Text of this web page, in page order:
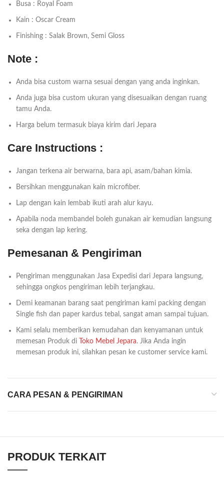
Busa : Royal Foam
Kain : Oscar Cream
Finishing : Salak Brown, Semi Gloss
Note :
Anda bisa custom warna sesuai dengan yang anda inginkan.
Anda juga bisa custom ukuran yang disesuaikan dengan ruang
tamu Anda.
Harga belum termasuk biaya kirim dari Jepara
Care Instructions :
Jangan terkena air berwarna, bara api, asam/bahan kimia.
Bersihkan menggunakan kain microfiber.
Lap dengan kain lembab ikuti arah alur kayu.
Apabila noda membandel boleh gunakan air kemudian langsung
seka dengan lap kering.
Pemesanan & Pengiriman
Pengiriman menggunakan Jasa Expedisi dari Jepara langsung,
sehingga ongkos pengiriman lebih terjangkau.
Demi keamanan barang saat pengiriman kami packing dengan
Single fish dan paper kardus tebal, sangat aman sampai tujuan.
Kami selalu memberikan kemudahan dan kenyamanan untuk
memesan Produk di
Toko Mebel Jepara. Jika Anda ingin
memesan produk ini, silahkan pesan ke customer service kami.
CARA PESAN & PENGIRIMAN
PRODUK TERKAIT